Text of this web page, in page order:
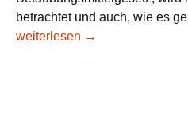
betrachtet und auch, wie es
Zur konkreten
weiterlesen →